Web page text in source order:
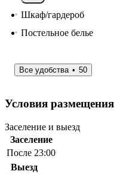
Шкаф/гардероб
Постельное белье
Все удобства 50
Условия размещения
Заселение и выезд
Заселение
После 23:00
Выезд